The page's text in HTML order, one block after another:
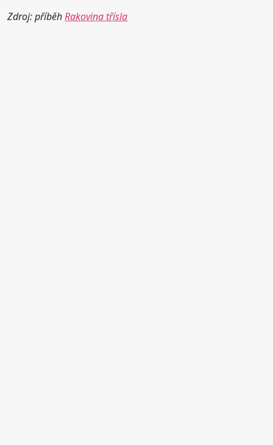
Zdroj: příběhRakovina třísla